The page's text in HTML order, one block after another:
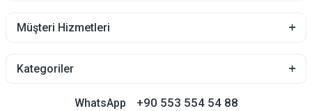
Müşteri Hizmetleri
Kategoriler
WhatsApp +90 553 554 54 88